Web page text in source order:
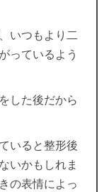
いつもより二
っているよう
した後だから
いると整形後
いかもしれま
の表情によっ